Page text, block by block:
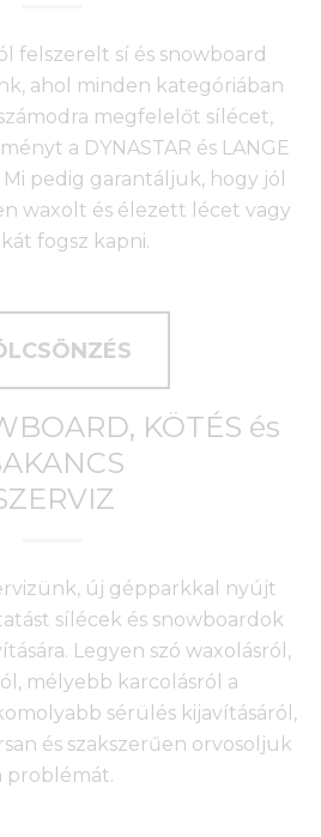
felszerelt sí és snowboard
ahol minden kategóriában
megfelelőt sílécet,
a DYNASTAR és LANGE
pedig garantáljuk, hogy jól
waxolt és élezett lécet vagy
fogsz kapni.
KÖTÉS és
új gépparkkal nyújt
sílécek és snowboardok
Legyen szó waxolásról,
mélyebb karcolásról a
sérülés kijavításáról,
és szakszerűen orvosoljuk
problémát.